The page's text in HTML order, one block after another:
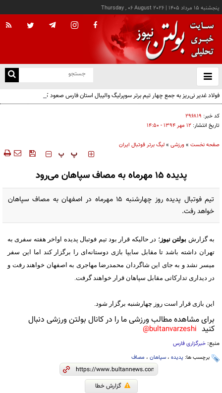
پنجشنبه ۱۵ مرداد ۱۴۰۵ |
Thursday , 06 August 2026
باز
و
فولاد غدیر نی‌ریز به جمع چهار تیم برتر سوپرلیگ والیبال استان فارس صعود کرد
کد خبر: ۲۹۶۸۱۹
تاریخ انتشار: ۱۲ مهر ۱۳۹۴ - ۱۴:۵۰
صفحه نخست »ورزشی »لیگ برتر فوتبال ایران
‍‍‍ پ پ
پدیده 15 مهرماه به مصاف سپاهان می‌رود
تیم فوتبال پدیده روز چهارشنبه 15 مهرماه در اصفهان به مصاف سپاهان
خواهد رفت.
به گزارش بولتن نیوز ؛ در حالیکه قرار بود تیم فوتبال پدیده اواخر هفته سفری به
تهران داشته باشد تا مقابل سایپا بازی دوستانه‌ای را برگزار کند اما این سفر
میسر نشد و به جای این شاگردان محمدرضا مهاجری به اصفهان خواهند رفت و
در دیداری تدارکاتی مقابل سپاهان قرار خواهند گرفت.
این بازی قرار است روز چهارشنبه برگزار شود.
برای مشاهده مطالب ورزشی ما را در کانال بولتن ورزشی دنبال
کنید bultanvarzeshi@
منبع: خبرگزاری فارس
برچسب ها: پدیده ، سپاهان ، مصاف
گزارش خطا